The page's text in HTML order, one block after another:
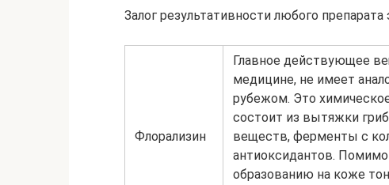
Залог результативности любого препарата
Флорализин
Главное действующее
медицине, не имеет
рубежом. Это
состоит из вытяжки
веществ, ферменты с
антиоксидантов.
образованию на коже